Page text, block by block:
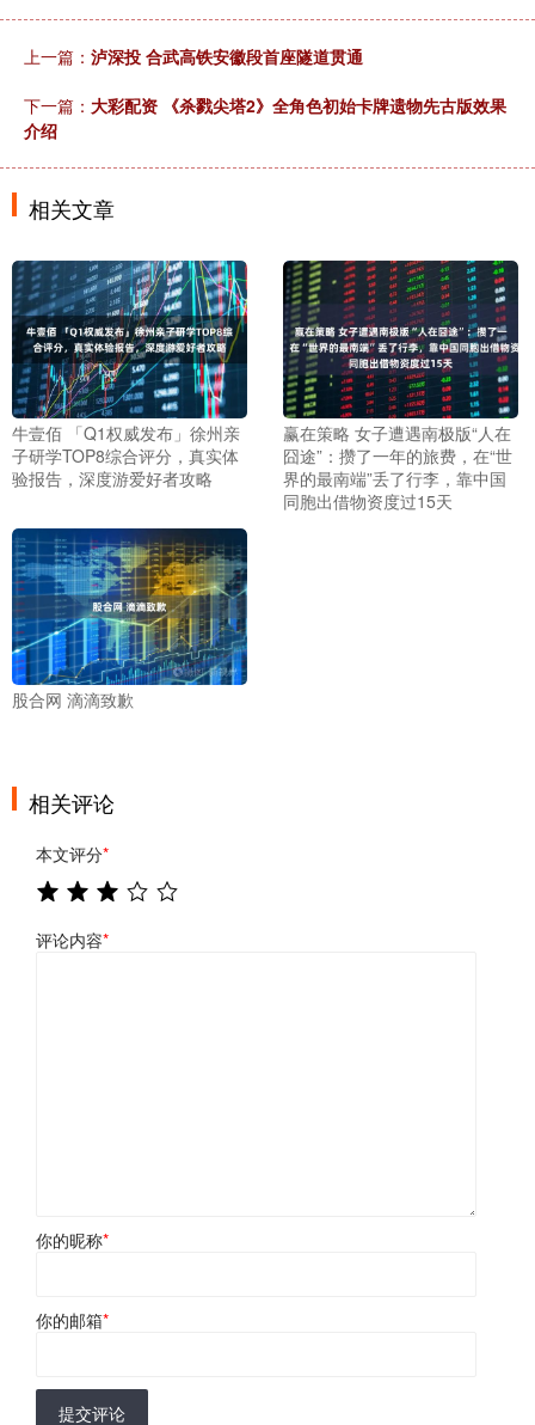
上一篇： 泸深投 合武高铁安徽段首座隧道贯通
下一篇： 大彩配资 《杀戮尖塔2》全角色初始卡牌遗物先古版效果
介绍
相关文章
牛壹佰 「Q1权威发布」徐州亲
子研学TOP8综合评分，真实体
验报告，深度游爱好者攻略
赢在策略 女子遭遇南极版“人在
囧途”：攒了一年的旅费，在“世
界的最南端”丢了行李，靠中国
同胞出借物资度过15天
股合网 滴滴致歉
相关评论
本文评分*
评论内容*
你的昵称*
你的邮箱*
提交评论